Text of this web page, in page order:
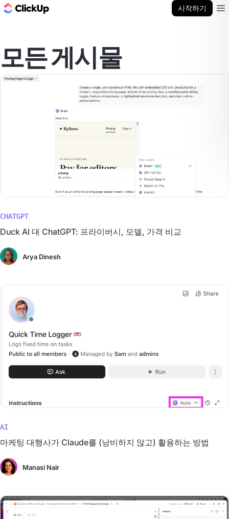
시작하기
모든 게시물
CHATGPT
Duck AI 대 ChatGPT: 프라이버시, 모델, 가격 비교
Arya Dinesh
AI
마케팅 대행사가 Claude를 (낭비하지 않고) 활용하는 방법
Manasi Nair